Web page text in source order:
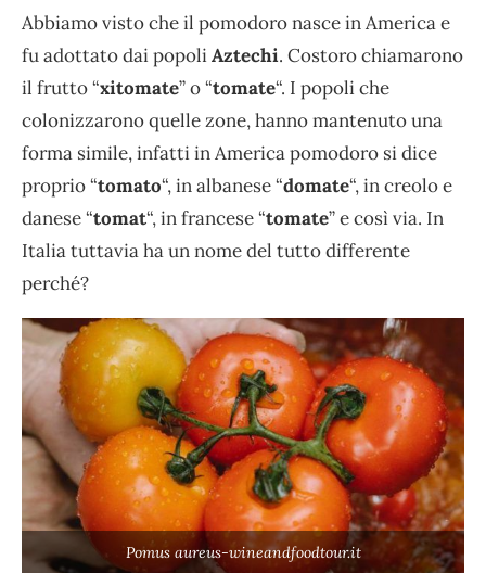
Abbiamo visto che il pomodoro nasce in America e
fu adottato dai popoliAztechi. Costoro chiamarono
il frutto “xitomate” o “tomate“. I popoli che
colonizzarono quelle zone, hanno mantenuto una
forma simile, infatti in America pomodoro si dice
proprio “tomato“, in albanese “domate“, in creolo e
danese “tomat“, in francese “tomate” e così via. In
Italia tuttavia ha un nome del tutto differente
perché?
Pomus aureus-wineandfoodtour.it